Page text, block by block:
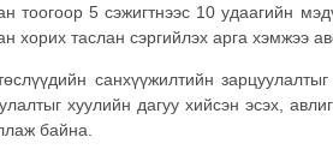
тоогоор 5 сэжигтнээс 10 удаагийн
хорих таслан сэргийлэх арга хэмжээ
санхүүжилтийн
хуулийн дагуу хийсэн эсэх,
байна.